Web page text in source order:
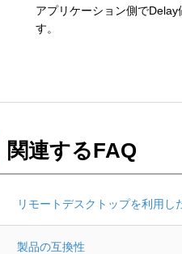
アプリケーション側で
す。
関連するFAQ
リモートデスクトップを利用し
製品の互換性